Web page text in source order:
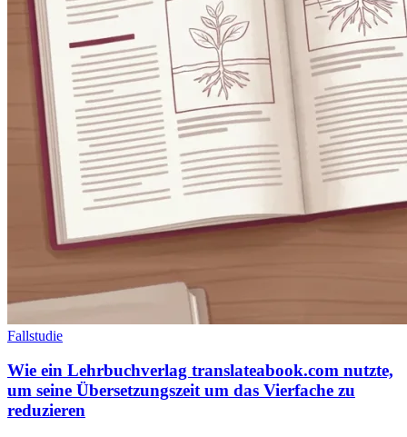
Fallstudie
Wie ein Lehrbuchverlag translateabook.com nutzte,
um seine Übersetzungszeit um das Vierfache zu
reduzieren